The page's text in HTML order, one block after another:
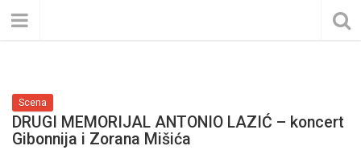
Scena
DRUGI MEMORIJAL ANTONIO LAZIĆ – koncert
Gibonnija i Zorana Mišića